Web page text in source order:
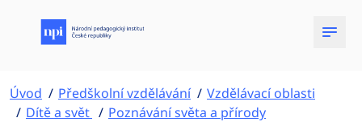
Úvod Předškolní vzdělávání
Vzdělávací oblasti
Dítě a svět
Poznávání světa a přírody